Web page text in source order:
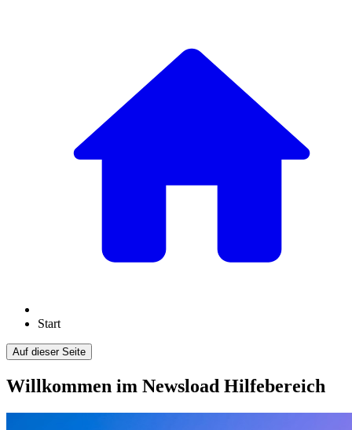
Start
Auf dieser Seite
Willkommen im Newsload Hilfebereich